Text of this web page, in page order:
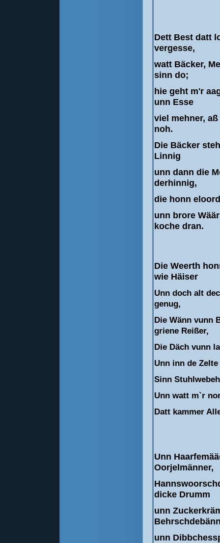
Dett Best datt
vergesse,
watt Bäcker,
sinn do;
hie geht m'r
unn Esse
viel mehner,
noh.
Die Bäcker
Linnig
unn dann die
derhinnig,
die honn
unn brore
koche dran.
Die Weerth
wie Häiser
Unn doch alt
genug,
Die Wänn vunn
griene Reißer,
Die Däch vunn
Unn inn de
Sinn
Unn watt m`r
Datt kammer
Unn
Oorjelmänner,
dicke Drumm
unn
unn